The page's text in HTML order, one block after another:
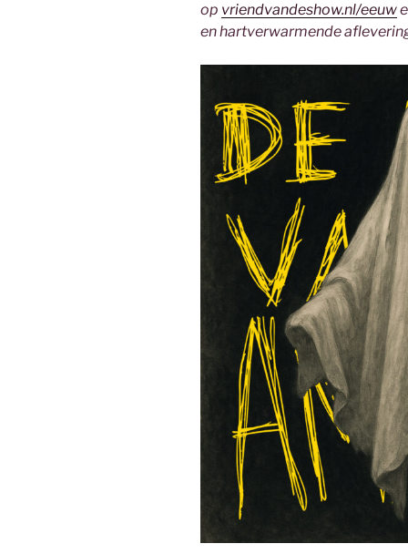
op vriendvandeshow.nl/eeuw
en hartverwarmende